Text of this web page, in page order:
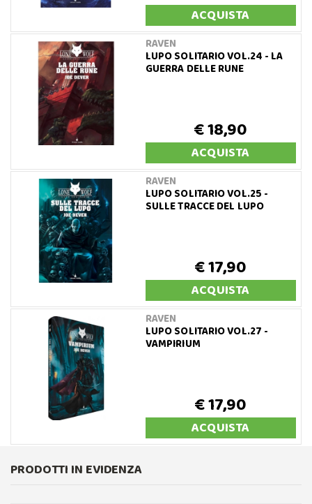
ACQUISTA
RAVEN
LUPO SOLITARIO VOL.24 - LA
GUERRA DELLE RUNE
€ 18,90
ACQUISTA
RAVEN
LUPO SOLITARIO VOL.25 -
SULLE TRACCE DEL LUPO
€ 17,90
ACQUISTA
RAVEN
LUPO SOLITARIO VOL.27 -
VAMPIRIUM
€ 17,90
ACQUISTA
PRODOTTI IN EVIDENZA